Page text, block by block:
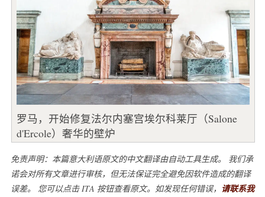
罗马，开始修复法尔内塞宫埃尔科莱厅（Salone
d'Ercole）奢华的壁炉
免责声明：本篇意大利语原文的中文翻译由自动工具生成。 我们承
诺会对所有文章进行审核，但无法保证完全避免因软件造成的翻译
误差。 您可以点击 ITA 按钮查看原文。如发现任何错误， 请联系我